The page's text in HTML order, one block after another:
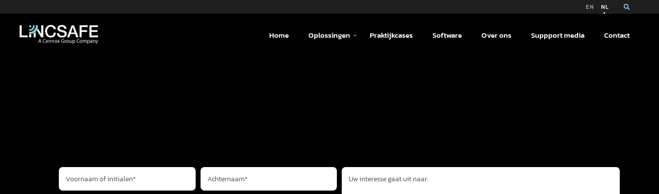
EN NL
Home Oplossingen Praktijkcases Software Over ons Suppport media Contact
Voornaam of initialen* Achternaam* Uw interesse gaat uit naar: